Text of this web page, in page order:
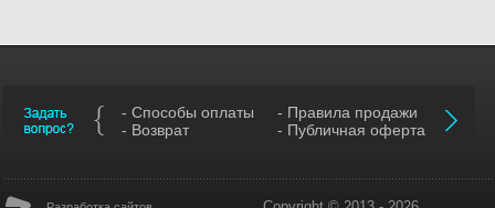
- Способы оплаты
- Возврат
- Правила продажи
- Публичная оферта